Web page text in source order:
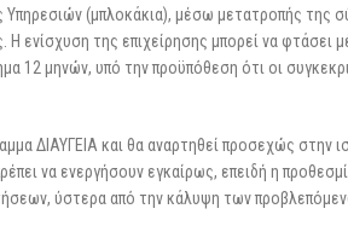
(μπλοκάκια), μέσω μετατροπής της
της επιχείρησης μπορεί να φτάσει
12 μηνών, υπό την προϋπόθεση ότι οι
ΔΙΑΥΓΕΙΑ και θα αναρτηθεί προσεχώς στην
να ενεργήσουν εγκαίρως, επειδή η
ύστερα από την κάλυψη των